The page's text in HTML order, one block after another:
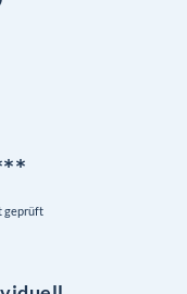
geprüft